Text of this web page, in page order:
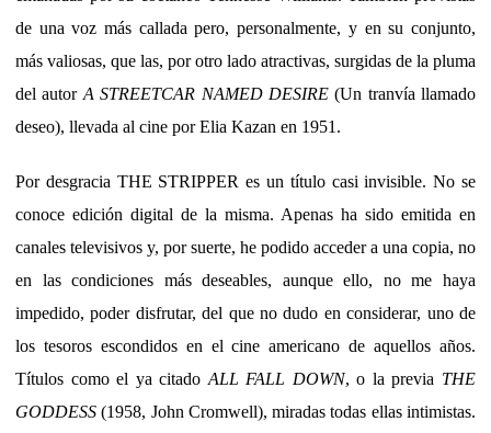
de una voz más callada pero, personalmente, y en su conjunto,
más valiosas, que las, por otro lado atractivas, surgidas de la pluma
del autor A STREETCAR NAMED DESIRE(Un tranvía llamado
deseo), llevada al cine por Elia Kazan en 1951.
Por desgracia THE STRIPPER es un título casi invisible. No se
conoce edición digital de la misma. Apenas ha sido emitida en
canales televisivos y, por suerte, he podido acceder a una copia, no
en las condiciones más deseables, aunque ello, no me haya
impedido, poder disfrutar, del que no dudo en considerar, uno de
los tesoros escondidos en el cine americano de aquellos años.
Títulos como el ya citado ALL FALL DOWN, o la previa THE
GODDESS (1958, John Cromwell), miradas todas ellas intimistas.